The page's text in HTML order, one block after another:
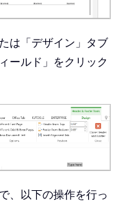
は「デザイン」タブ
ールド」をクリック
、以下の操作を行っ